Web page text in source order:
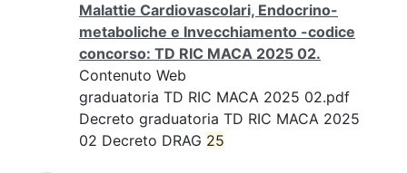
Malattie Cardiovascolari, Endocrino-
metaboliche e Invecchiamento -codice
concorso: TD RIC MACA 2025 02.
Contenuto Web
graduatoria TD RIC MACA 2025 02.pdf
Decreto graduatoria TD RIC MACA 2025
02 Decreto DRAG 25